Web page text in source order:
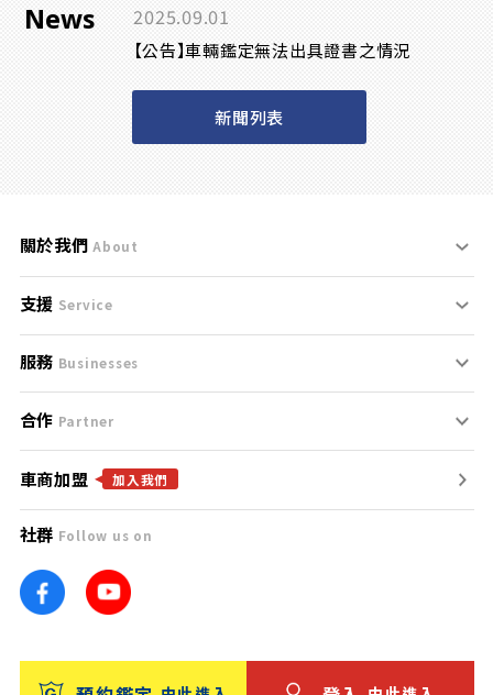
News 2025.09.01
【公告】車輛鑑定無法出具證書之情況
新聞列表
關於我們 About
刊登規範
服務條款
免責聲明
隱私權政策
團隊
車訊網
台灣優良中古車商大獎
支援 Service
支援中心
聯絡我們
服務 Businesses
什麼是Goo鑑定？
找好車
找好店
找海外車
消費者評價
合作 Partner
合作夥伴
廣告合作
車商加盟 加入我們
社群 Follow us on